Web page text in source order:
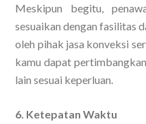
Meskipun begitu,
sesuaikan dengan fasilitas
oleh pihak jasa konveksi
kamu dapat
lain sesuai keperluan.
6. Ketepatan Waktu